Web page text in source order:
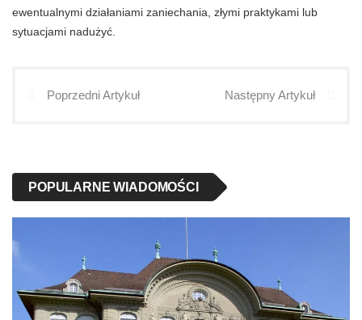
ewentualnymi działaniami zaniechania, złymi praktykami lub
sytuacjami nadużyć.
Poprzedni Artykuł Następny Artykuł
POPULARNE WIADOMOŚCI